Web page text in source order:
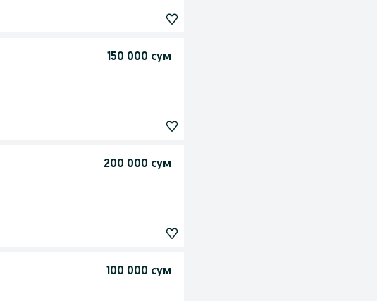
150 000 сум
200 000 сум
100 000 сум